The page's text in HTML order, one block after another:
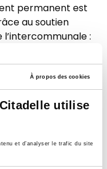
À propos des cookies
utilise
et d’analyser le trafic du site
permanent est
au soutien
:
privées
tel que nous le
qu’en
de notre hôpital ! ».
de
métiers confondus.
tout une grande